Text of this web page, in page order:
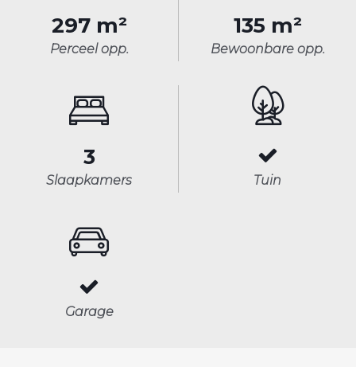
297 m²
Perceel opp.
135 m²
Bewoonbare opp.
3
Slaapkamers Tuin
Garage